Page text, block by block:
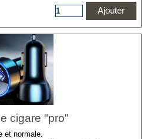
Ajouter
cigare "pro"
et normale.